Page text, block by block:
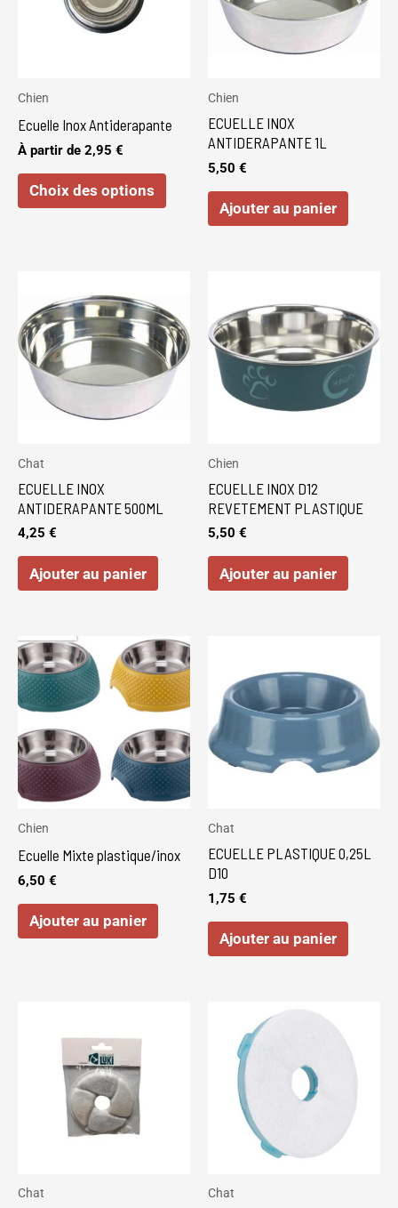
Chien
Ecuelle Inox Antiderapante
À partir de 2,95 €
Choix des options
variations.
peuvent
choisies
Chien
ECUELLE INOX
ANTIDERAPANTE 1L
5,50 €
Ajouter au panier
Chat
ECUELLE INOX
ANTIDERAPANTE 500ML
4,25 €
Ajouter au panier
Chien
ECUELLE INOX D12
REVETEMENT PLASTIQUE
5,50 €
Ajouter au panier
Chien
Ecuelle Mixte plastique/inox
6,50 €
Ajouter au panier
Chat
ECUELLE PLASTIQUE 0,25L
D10
1,75 €
Ajouter au panier
Chat Chat